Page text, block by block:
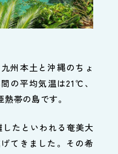
州本土と沖縄のちょ
の平均気温は21℃、
帯の島です。
たといわれる奄美大
てきました。その希